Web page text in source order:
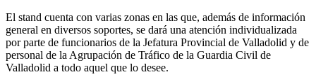
El stand cuenta con varias zonas en las que, además de información
general en diversos soportes, se dará una atención individualizada
por parte de funcionarios de la Jefatura Provincial de Valladolid y de
personal de la Agrupación de Tráfico de la Guardia Civil de
Valladolid a todo aquel que lo desee.